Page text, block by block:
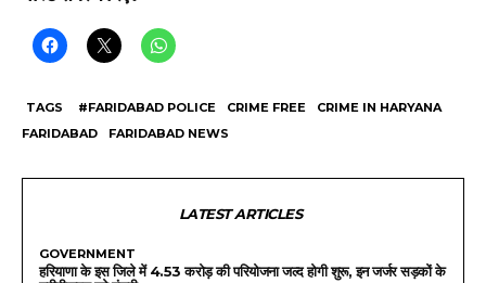
TAGS #FARIDABAD POLICE CRIME FREE
CRIME IN HARYANA
FARIDABAD
FARIDABAD NEWS
LATEST ARTICLES
GOVERNMENT
हरियाणा के इस जिले में 4.53 करोड़ की परियोजना जल्द होगी शुरू, इन जर्जर सड़कों के